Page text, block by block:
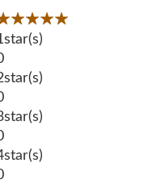
e
g
i
n
n
i
n
g
o
of100
star(s)
star(s)
star(s)
star(s)